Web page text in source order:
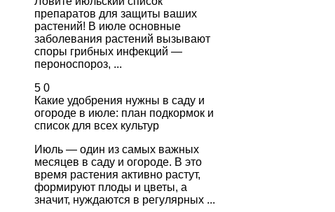
препаратов для защиты ваших
растений! В июле основные
заболевания растений вызывают
споры грибных инфекций —
пероноспороз, ...
5 0
Какие удобрения нужны в саду и
огороде в июле: план подкормок и
список для всех культур
Июль — один из самых важных
месяцев в саду и огороде. В это
время растения активно растут,
формируют плоды и цветы, а
значит, нуждаются в регулярных ...